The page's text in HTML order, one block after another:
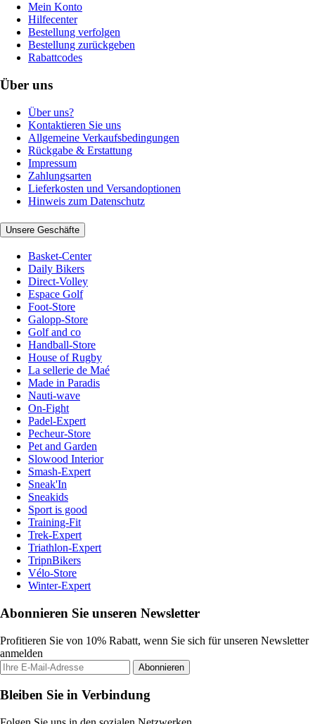
Mein Konto
Hilfecenter
Bestellung verfolgen
Bestellung zurückgeben
Rabattcodes
Über uns
Über uns?
Kontaktieren Sie uns
Allgemeine Verkaufsbedingungen
Rückgabe & Erstattung
Impressum
Zahlungsarten
Lieferkosten und Versandoptionen
Hinweis zum Datenschutz
Unsere Geschäfte
Basket-Center
Daily Bikers
Direct-Volley
Espace Golf
Foot-Store
Galopp-Store
Golf and co
Handball-Store
House of Rugby
La sellerie de Maé
Made in Paradis
Nauti-wave
On-Fight
Padel-Expert
Pecheur-Store
Pet and Garden
Slowood Interior
Smash-Expert
Sneak'In
Sneakids
Sport is good
Training-Fit
Trek-Expert
Triathlon-Expert
TripnBikers
Vélo-Store
Winter-Expert
Abonnieren Sie unseren Newsletter
Profitieren Sie von 10% Rabatt, wenn Sie sich für unseren Newsletter
anmelden
Abonnieren
Bleiben Sie in Verbindung